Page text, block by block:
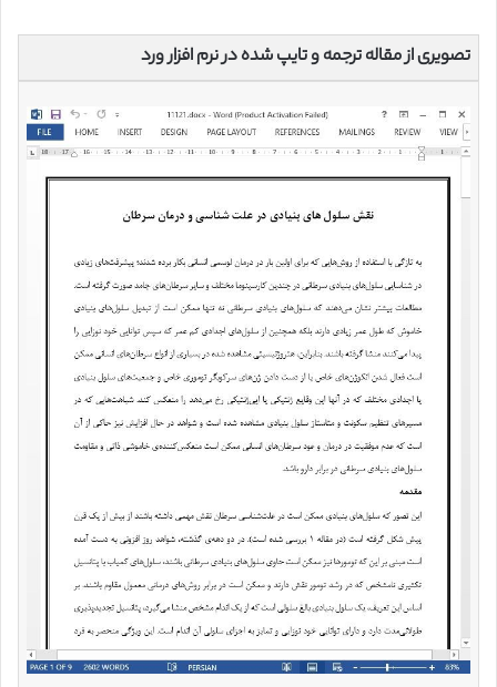
تصویری از مقاله ترجمه و تایپ شده در نرم افزار ورد